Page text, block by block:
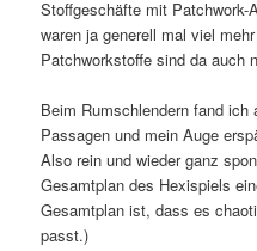
Stoffgeschäfte mit
waren ja generell mal viel
Patchworkstoffe sind da auch
Beim Rumschlendern fand
Passagen und mein Auge
Also rein und wieder ganz
Gesamtplan des Hexispiels
Gesamtplan ist, dass es
passt.)